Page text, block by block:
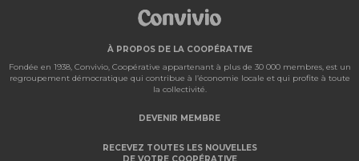
À PROPOS DE LA COOPÉRATIVE
Fondée en 1938, Convivio, Coopérative appartenant à plus de 30 000 membres, est un
regroupement démocratique qui contribue à l’économie locale et qui profite à toute
la collectivité.
DEVENIR MEMBRE
RECEVEZ TOUTES LES NOUVELLES